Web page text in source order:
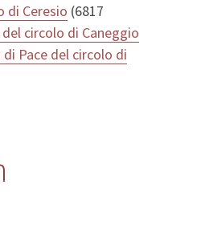
di Ceresio (6817
circolo di Caneggio
Pace del circolo di